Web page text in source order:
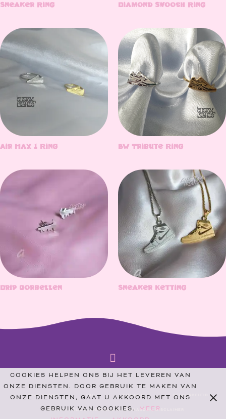
Sneaker Ring Diamond Swoosh Ring
Air Max 1 Ring BW Tribute Ring
Drip Oorbellen Sneaker Ketting
INSTAGRAM
TIPS & TRICKS FAQ CONTACT RETOURBELEID
PRIVACY POLICY, ALGEMENE VOORWAARDEN, DISCLAIMER
COOKIES HELPEN ONS BIJ HET LEVEREN VAN
ONZE DIENSTEN. DOOR GEBRUIK TE MAKEN VAN
ONZE DIENSTEN, GAAT U AKKOORD MET ONS
GEBRUIK VAN COOKIES.
MEER